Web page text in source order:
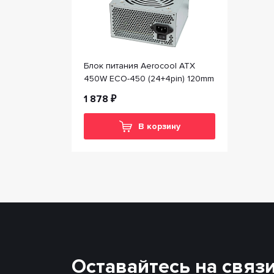
Блок питания Aerocool ATX
450W ECO-450 (24+4pin) 120mm
1 878 ₽
В корзину
Оставайтесь на